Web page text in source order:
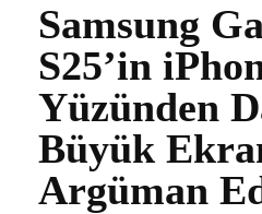
Samsung
S25’in
Yüzünden
Büyük
Argüman